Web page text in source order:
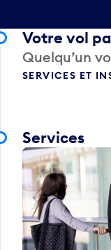
Votre vol
Quelqu’un
SERVICES ET
Services